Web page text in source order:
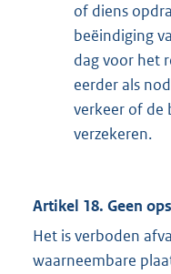
of diens
beëindiging
dag voor het
eerder als
verkeer of de
verzekeren.
Artikel 18. Geen
Het is verboden
waarneembare